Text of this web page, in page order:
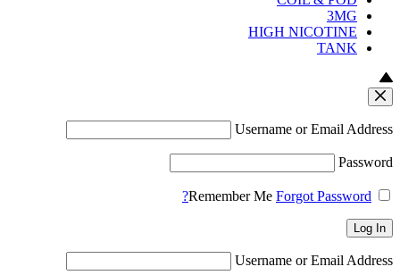
3MG
HIGH NICOTINE
TANK
Username or Email Address
Password
Remember Me Forgot Password?
Log In
Username or Email Address